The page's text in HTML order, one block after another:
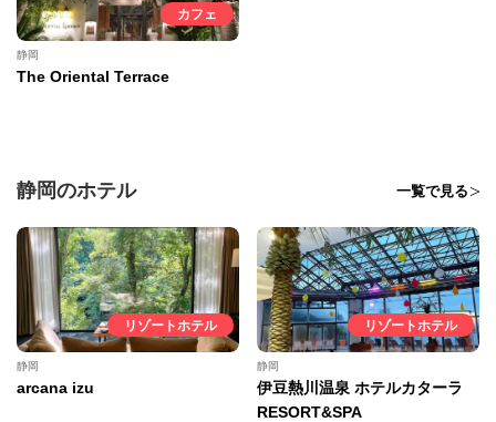
カフェ
静岡
The Oriental Terrace
静岡のホテル 一覧で見る
リゾートホテル
静岡
arcana izu
リゾートホテル
静岡
伊豆熱川温泉 ホテルカターラ
RESORT&SPA